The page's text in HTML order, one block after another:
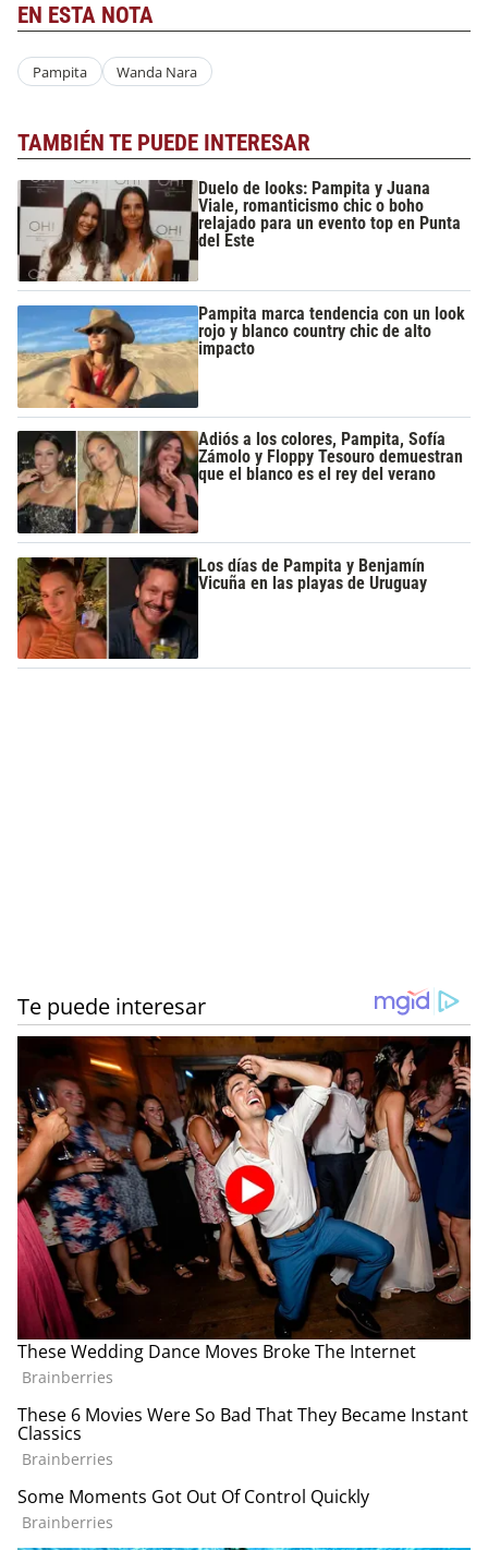
EN ESTA NOTA
Pampita Wanda Nara
TAMBIÉN TE PUEDE INTERESAR
Duelo de looks: Pampita y Juana
Viale, romanticismo chic o boho
relajado para un evento top en Punta
del Este
Pampita marca tendencia con un look
rojo y blanco country chic de alto
impacto
Adiós a los colores, Pampita, Sofía
Zámolo y Floppy Tesouro demuestran
que el blanco es el rey del verano
Los días de Pampita y Benjamín
Vicuña en las playas de Uruguay